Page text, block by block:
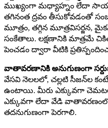
ముఖ్యంగా మధ్యాహ్నం లేదా
తగినంత ద్రవం తీసుకోవడంతో
మూత్రం, తగ్గిన మూత్రవిసర్జన,
సంకేతాలు. లక్షణానికి మాత్రమే
పెంచడం ద్వారా వీటికి
వాతావరణానికి అనుగుణంగా
వేసవి నెలలలో, చల్లటి సీజన్‌ల
ఉంటాయి. మీరు ఎక్కువగా
ఎక్కువగా లేదా వేడి
తదనుగుణంగా పెరగాలి.